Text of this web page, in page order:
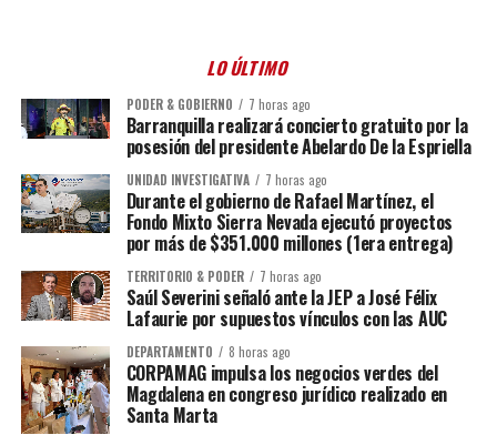
LO ÚLTIMO
PODER & GOBIERNO 7 horas ago
Barranquilla realizará concierto gratuito por la
posesión del presidente Abelardo De la Espriella
UNIDAD INVESTIGATIVA 7 horas ago
Durante el gobierno de Rafael Martínez, el
Fondo Mixto Sierra Nevada ejecutó proyectos
por más de $351.000 millones (1era entrega)
TERRITORIO & PODER 7 horas ago
Saúl Severini señaló ante la JEP a José Félix
Lafaurie por supuestos vínculos con las AUC
DEPARTAMENTO 8 horas ago
CORPAMAG impulsa los negocios verdes del
Magdalena en congreso jurídico realizado en
Santa Marta